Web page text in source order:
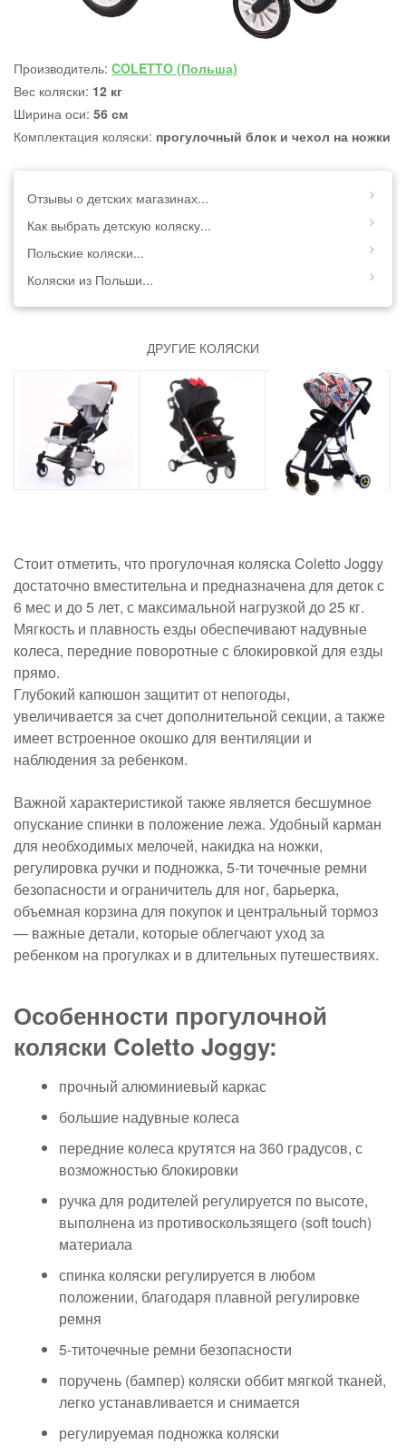
Производитель: COLETTO (Польша)
Вес коляски: 12 кг
Ширина оси: 56 см
Комплектация коляски: прогулочный блок и чехол на ножки
Отзывы о детских магазинах...
Как выбрать детскую коляску...
Польские коляски...
Коляски из Польши...
ДРУГИЕ КОЛЯСКИ
Стоит отметить, что прогулочная коляска Coletto Joggy
достаточно вместительна и предназначена для деток с
6 мес и до 5 лет, с максимальной нагрузкой до 25 кг.
Мягкость и плавность езды обеспечивают надувные
колеса, передние поворотные с блокировкой для езды
прямо.
Глубокий капюшон защитит от непогоды,
увеличивается за счет дополнительной секции, а также
имеет встроенное окошко для вентиляции и
наблюдения за ребенком.
Важной характеристикой также является бесшумное
опускание спинки в положение лежа. Удобный карман
для необходимых мелочей, накидка на ножки,
регулировка ручки и подножка, 5-ти точечные ремни
безопасности и ограничитель для ног, барьерка,
объемная корзина для покупок и центральный тормоз
— важные детали, которые облегчают уход за
ребенком на прогулках и в длительных путешествиях.
Особенности прогулочной
коляски Coletto Joggy:
прочный алюминиевый каркас
большие надувные колеса
передние колеса крутятся на 360 градусов, с
возможностью блокировки
ручка для родителей регулируется по высоте,
выполнена из противоскользящего (soft touch)
материала
спинка коляски регулируется в любом
положении, благодаря плавной регулировке
ремня
5-титочечные ремни безопасности
поручень (бампер) коляски оббит мягкой тканей,
легко устанавливается и снимается
регулируемая подножка коляски